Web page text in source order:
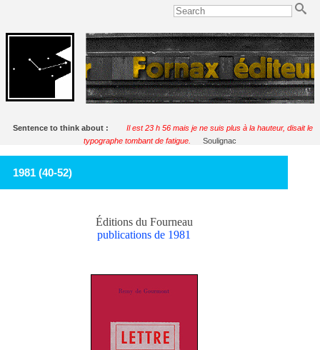
Sentence to think about :
Il est 23 h 56 mais je ne suis plus à la hauteur, disait le
typographe tombant de fatigue.
Soulignac
1981 (40-52)
Éditions du Fourneau
publications de 1981